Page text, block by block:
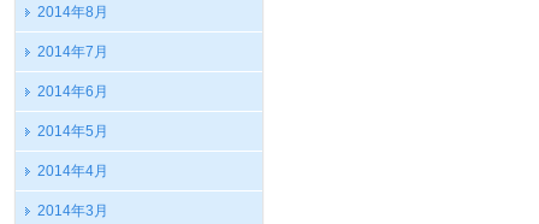
2014年8月
2014年7月
2014年6月
2014年5月
2014年4月
2014年3月